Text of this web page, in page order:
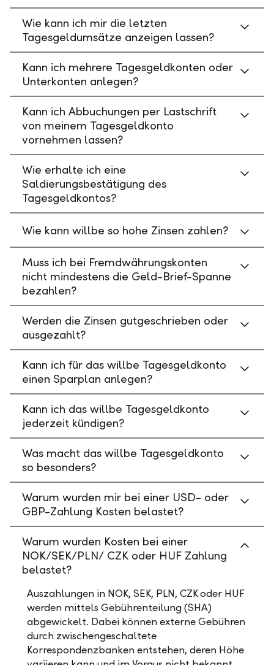
Wie kann ich mir die letzten
Tagesgeldumsätze anzeigen lassen?
Kann ich mehrere Tagesgeldkonten oder
Unterkonten anlegen?
Kann ich Abbuchungen per Lastschrift
von meinem Tagesgeldkonto
vornehmen lassen?
Wie erhalte ich eine
Saldierungsbestätigung des
Tagesgeldkontos?
Wie kann willbe so hohe Zinsen zahlen?
Muss ich bei Fremdwährungskonten
nicht mindestens die Geld-Brief-Spanne
bezahlen?
Werden die Zinsen gutgeschrieben oder
ausgezahlt?
Kann ich für das willbe Tagesgeldkonto
einen Sparplan anlegen?
Kann ich das willbe Tagesgeldkonto
jederzeit kündigen?
Was macht das willbe Tagesgeldkonto
so besonders?
Warum wurden mir bei einer USD- oder
GBP-Zahlung Kosten belastet?
Warum wurden Kosten bei einer
NOK/SEK/PLN/ CZK oder HUF Zahlung
belastet?
Auszahlungen in NOK, SEK, PLN, CZK oder HUF
werden mittels Gebührenteilung (SHA)
abgewickelt. Dabei können externe Gebühren
durch zwischengeschaltete
Korrespondenzbanken entstehen, deren Höhe